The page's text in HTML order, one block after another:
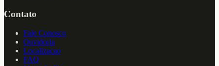
Contato
Fale Conosco
Ouvidoria
Localizacao
FAQ